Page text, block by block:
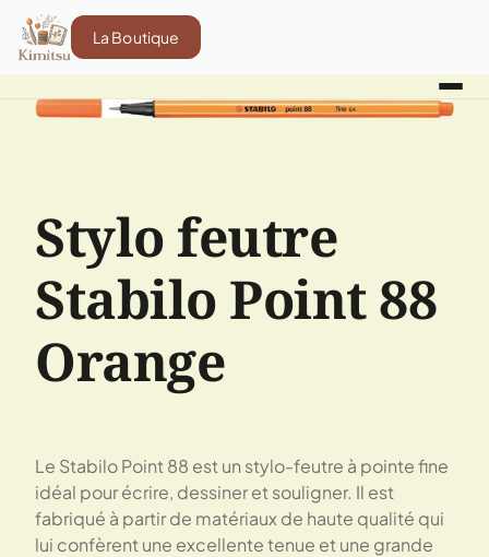
La Boutique
Stylo feutre
Stabilo Point 88
Orange
Le Stabilo Point 88 est un stylo-feutre à pointe fine
idéal pour écrire, dessiner et souligner. Il est
fabriqué à partir de matériaux de haute qualité qui
lui confèrent une excellente tenue et une grande